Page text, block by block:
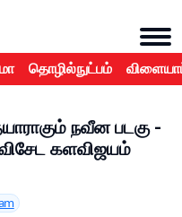
தொழில்நுட்பம்
நவீன படகு -
களவிஜயம்